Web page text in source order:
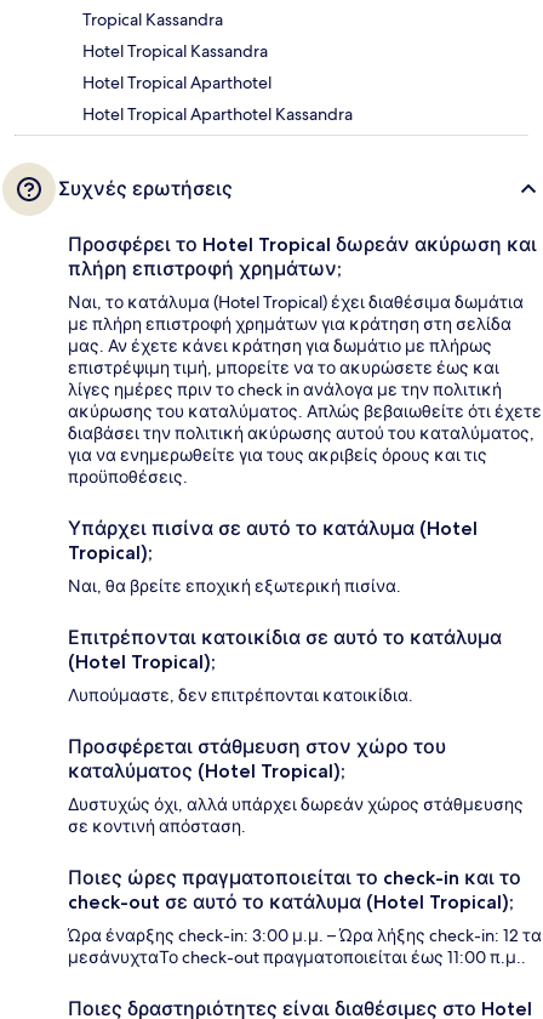
Tropical Kassandra
Hotel Tropical Kassandra
Hotel Tropical Aparthotel
Hotel Tropical Aparthotel Kassandra
Συχνές ερωτήσεις
Προσφέρει το Hotel Tropical δωρεάν ακύρωση και
πλήρη επιστροφή χρημάτων;
Ναι, το κατάλυμα (Hotel Tropical) έχει διαθέσιμα δωμάτια
με πλήρη επιστροφή χρημάτων για κράτηση στη σελίδα
μας. Αν έχετε κάνει κράτηση για δωμάτιο με πλήρως
επιστρέψιμη τιμή, μπορείτε να το ακυρώσετε έως και
λίγες ημέρες πριν το check in ανάλογα με την πολιτική
ακύρωσης του καταλύματος. Απλώς βεβαιωθείτε ότι έχετε
διαβάσει την πολιτική ακύρωσης αυτού του καταλύματος,
για να ενημερωθείτε για τους ακριβείς όρους και τις
προϋποθέσεις.
Υπάρχει πισίνα σε αυτό το κατάλυμα (Hotel
Tropical);
Ναι, θα βρείτε εποχική εξωτερική πισίνα.
Επιτρέπονται κατοικίδια σε αυτό το κατάλυμα
(Hotel Tropical);
Λυπούμαστε, δεν επιτρέπονται κατοικίδια.
Προσφέρεται στάθμευση στον χώρο του
καταλύματος (Hotel Tropical);
Δυστυχώς όχι, αλλά υπάρχει δωρεάν χώρος στάθμευσης
σε κοντινή απόσταση.
Ποιες ώρες πραγματοποιείται το check-in και το
check-out σε αυτό το κατάλυμα (Hotel Tropical);
Ώρα έναρξης check-in: 3:00 μ.μ. – Ώρα λήξης check-in: 12 τα
μεσάνυχταΤο check-out πραγματοποιείται έως 11:00 π.μ..
Ποιες δραστηριότητες είναι διαθέσιμες στο Hotel